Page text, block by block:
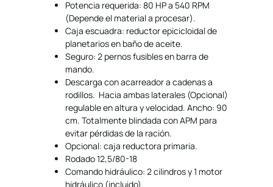
Potencia requerida: 80 HP a 540 RPM
(Depende el material a procesar).
Caja escuadra: reductor epicicloidal de
planetarios en baño de aceite.
Seguro: 2 pernos fusibles en barra de
mando.
Descarga con acarreador a cadenas a
rodillos. Hacia ambas laterales (Opcional)
regulable en altura y velocidad. Ancho: 90
cm. Totalmente blindada con APM para
evitar pérdidas de la ración.
Opcional: caja reductora primaria.
Rodado 12,5/80-18
Comando hidráulico: 2 cilindros y 1 motor
hidráulico (incluido).